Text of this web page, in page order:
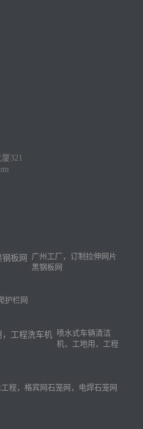
321
广州工厂，订制拉伸网片
黑钢板网
护栏网
喷水式车辆清洁
机，工地用，工程
程，格宾网石笼网，电焊石笼网